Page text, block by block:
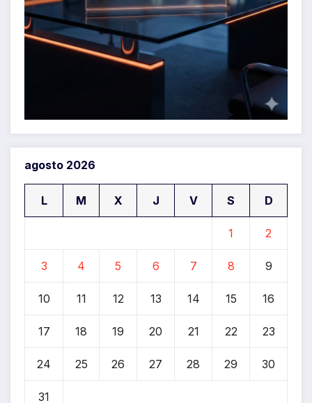
agosto 2026
L M X J V S D
1 2
3 4 5 6 7 8 9
10 11 12 13 14 15 16
17 18 19 20 21 22 23
24 25 26 27 28 29 30
31